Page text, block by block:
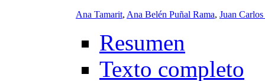
Ana Tamarit, Ana Belén Puñal Rama, Juan
Resumen
Texto completo